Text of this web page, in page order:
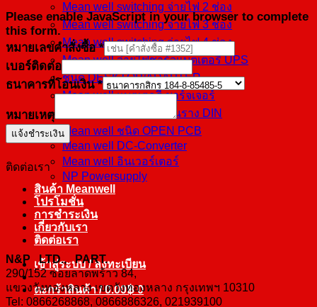
Mean well switching จ่ายไฟ 2 ช่อง
Mean well switching จ่ายไฟ 3 ช่อง
Mean well switching จ่ายไฟ 4 ช่อง
Mean well จ่ายไฟชาร์จแบตเตอรี่ UPS
ชนิด DESKTOP/ADAPTER
Mean well แบตเตอรี่ ชาร์จเจอร์
Mean well ชนิดติดตั้งบนราง DIN
Mean well ชนิด OPEN PCB
Mean well DC-Converter
Mean well อินเวอร์เตอร์
NP Powersupply
สินค้า Meanwell
โปรโมชั่น
การชำระเงิน
เกี่ยวกับเรา
ติดต่อเรา
เข้าสู่ระบบ / ลงทะเบียน
ตะกร้าสินค้า /0.00฿ 0
Please enable JavaScript in your browser to complete
this form.
หมายเลข
คำ
สั่ง
หมายเหตุ
เบอร์
ติดต่อ
หมายเลขคำสั่งซื้อ*
เบอร์ติดต่อ
ธนาคารที่โอนเงิน*
หมายเหตุ
แจ้งชำระเงิน
ติดต่อเรา
N&P LTD., PART.
290/152 ซอยลาดพร้าว 84,
แขวงวังทองหลาง เขตวังทองหลาง กรุงเทพฯ 10310
Tel: 0866268868, 0866886326, 021939100